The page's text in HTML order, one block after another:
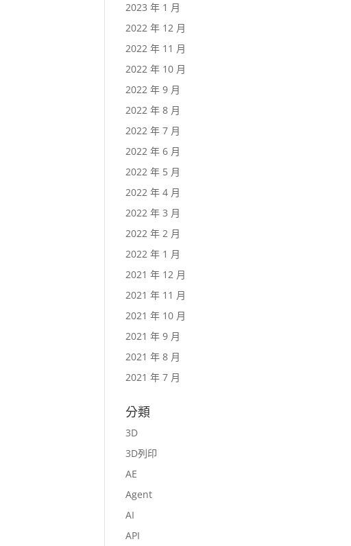
2023 年 1 月
2022 年 12 月
2022 年 11 月
2022 年 10 月
2022 年 9 月
2022 年 8 月
2022 年 7 月
2022 年 6 月
2022 年 5 月
2022 年 4 月
2022 年 3 月
2022 年 2 月
2022 年 1 月
2021 年 12 月
2021 年 11 月
2021 年 10 月
2021 年 9 月
2021 年 8 月
2021 年 7 月
分類
3D
3D列印
AE
Agent
AI
API